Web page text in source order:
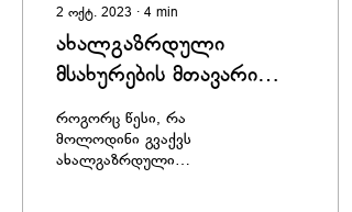
2 ოქტ. 2023 ∙ 4 min
ახალგაზრდული
მსახურების მთავარი
მიზნები
როგორც წესი, რა
მოლოდინი გვაქვს
ახალგაზრდული